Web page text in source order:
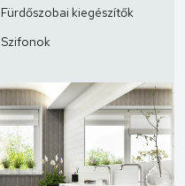
Fürdőszobai kiegészítők
Szifonok